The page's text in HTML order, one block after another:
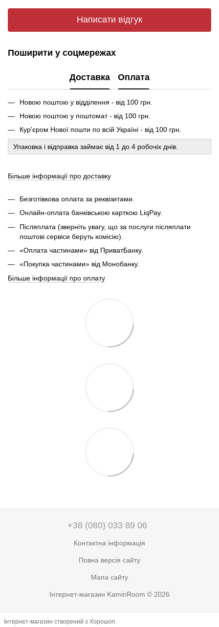
Написати відгук
Поширити у соцмережах
Доставка Оплата
Новою поштою у відділення - від 100 грн.
Новою поштою у поштомат - від 100 грн.
Кур'єром Нової пошти по всій Україні - від 100 грн.
Упаковка і відправка займає від 1 до 4 робочіх днів.
Більше інформації про доставку
Безготівкова оплата за реквізитами.
Онлайн-оплата банківською карткою LiqPay.
Післяплата (зверніть увагу, що за послуги післяплати
поштові сервіси беруть комісію).
«Оплата частинами» від ПриватБанку.
«Покупка частинами» від Монобанку.
Більше інформації про оплату
+38 (080) 033 89 06
Контактна інформація
Повна версія сайту
Мапа сайту
Інтернет-магазин KaminRoom © 2026
Інтернет-магазин створений з Хорошоп